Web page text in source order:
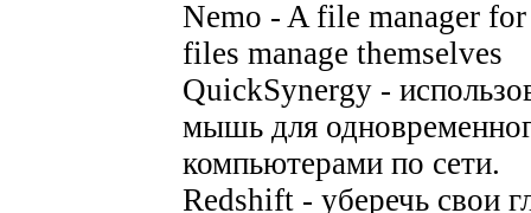
Nemo - A file manager
files manage themselves
QuickSynergy -
мышь для
компьютерами по сети.
Redshift - уберечь свои